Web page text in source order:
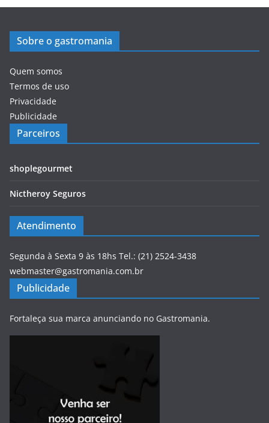
Sobre o gastromania
Quem somos
Termos de uso
Privacidade
Publicidade
Parceiros
shoplegourmet
Nictheroy Seguros
Atendimento
Segunda à Sexta 9 às 18hs Tel.: (21) 2524-3438
webmaster@gastromania.com.br
Publicidade
Fortaleça sua marca anunciando no Gastromania.